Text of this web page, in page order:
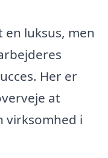
en luksus, men
Her er
at
virksomhed i